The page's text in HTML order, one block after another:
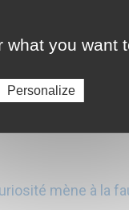
mène à la
you want
Personalize